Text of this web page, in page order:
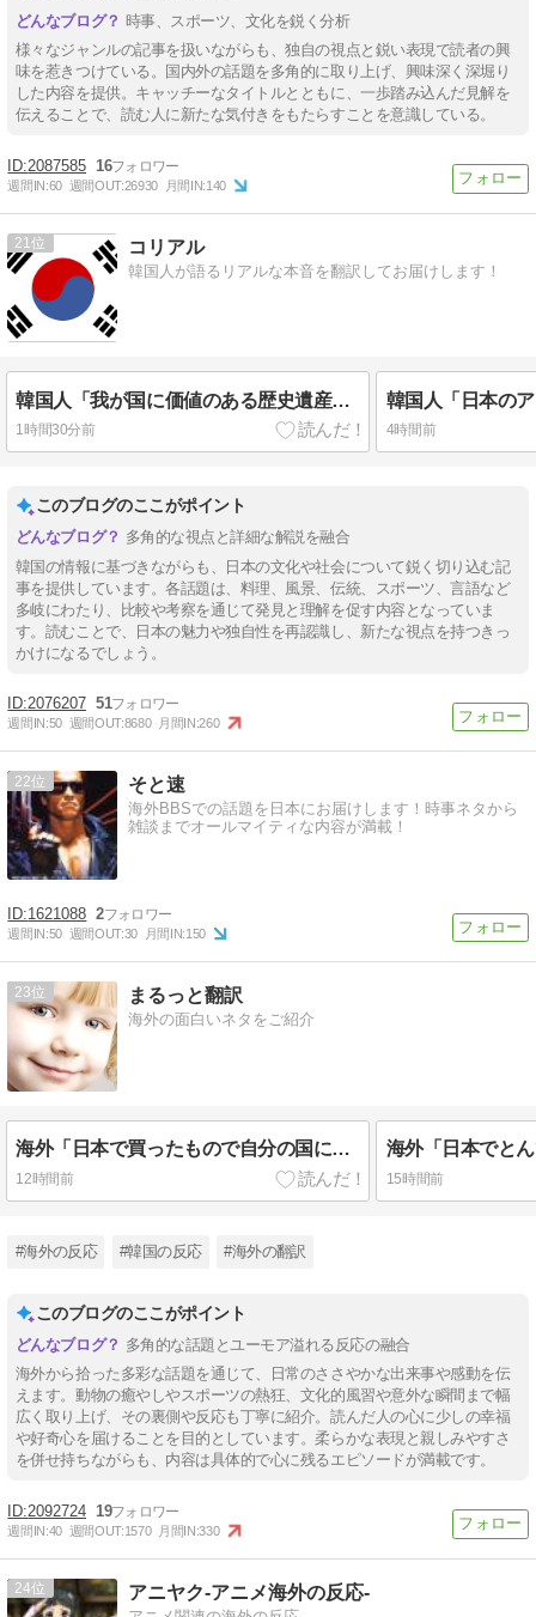
時事、スポーツ、文化を鋭く分析
様々なジャンルの記事を扱いながらも、独自の視点と鋭い表現で読者の興
味を惹きつけている。国内外の話題を多角的に取り上げ、興味深く深堀り
した内容を提供。キャッチーなタイトルとともに、一歩踏み込んだ見解を
伝えることで、読む人に新たな気付きをもたらすことを意識している。
2087585 16
週間IN:60 週間OUT:26930 月間IN:140
21 コリアル
韓国人が語るリアルな本音を翻訳してお届けします！
韓国人「我が国に価値のある歴史遺産や伝統が残ってない本当の理由がこちら・・・」
1時間30分前 4時間前
このブログのここがポイント
多角的な視点と詳細な解説を融合
韓国の情報に基づきながらも、日本の文化や社会について鋭く切り込む記
事を提供しています。各話題は、料理、風景、伝統、スポーツ、言語など
多岐にわたり、比較や考察を通じて発見と理解を促す内容となっていま
す。読むことで、日本の魅力や独自性を再認識し、新たな視点を持つきっ
かけになるでしょう。
2076207 51
週間IN:50 週間OUT:8680 月間IN:260
22 そと速
海外BBSでの話題を日本にお届けします！時事ネタから
雑談までオールマイティな内容が満載！
1621088 2
週間IN:50 週間OUT:30 月間IN:150
23 まるっと翻訳
海外の面白いネタをご紹介
海外「日本で買ったもので自分の国に戻ってからも使い続けてるものってある？」
12時間前 15時間前
#海外の反応 #韓国の反応 #海外の翻訳
このブログのここがポイント
多角的な話題とユーモア溢れる反応の融合
海外から拾った多彩な話題を通じて、日常のささやかな出来事や感動を伝
えます。動物の癒やしやスポーツの熱狂、文化的風習や意外な瞬間まで幅
広く取り上げ、その裏側や反応も丁寧に紹介。読んだ人の心に少しの幸福
や好奇心を届けることを目的としています。柔らかな表現と親しみやすさ
を併せ持ちながらも、内容は具体的で心に残るエピソードが満載です。
2092724 19
週間IN:40 週間OUT:1570 月間IN:330
24 アニヤク-アニメ海外の反応-